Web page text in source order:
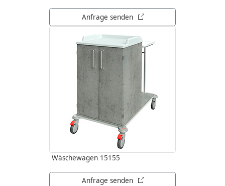
Anfrage senden öffnet in neuem Tab
Wäschewagen 15155
Anfrage senden öffnet in neuem Tab